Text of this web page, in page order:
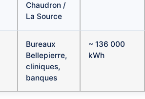
Chaudron /
La Source
Bureaux
Bellepierre,
cliniques,
banques
~ 136 000
kWh